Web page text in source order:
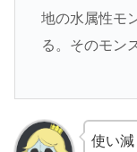
地の水属性モ
る。そのモン
使い